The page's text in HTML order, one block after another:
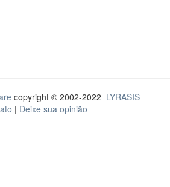
copyright © 2002-2022 LYRASIS
| Deixe sua opinião